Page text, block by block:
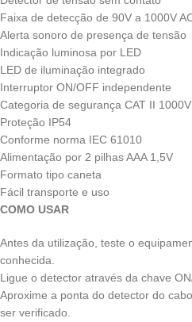
Faixa de detecção de 90V a 1000V
Alerta sonoro de presença de tensão
Indicação luminosa por LED
LED de iluminação integrado
Interruptor ON/OFF independente
Categoria de segurança CAT II 1000V
Proteção IP54
Conforme norma IEC 61010
Alimentação por 2 pilhas AAA 1,5V
Formato tipo caneta
Fácil transporte e uso
COMO USAR
Antes da utilização, teste o
conhecida.
Ligue o detector através da chave
Aproxime a ponta do detector do
ser verificado.